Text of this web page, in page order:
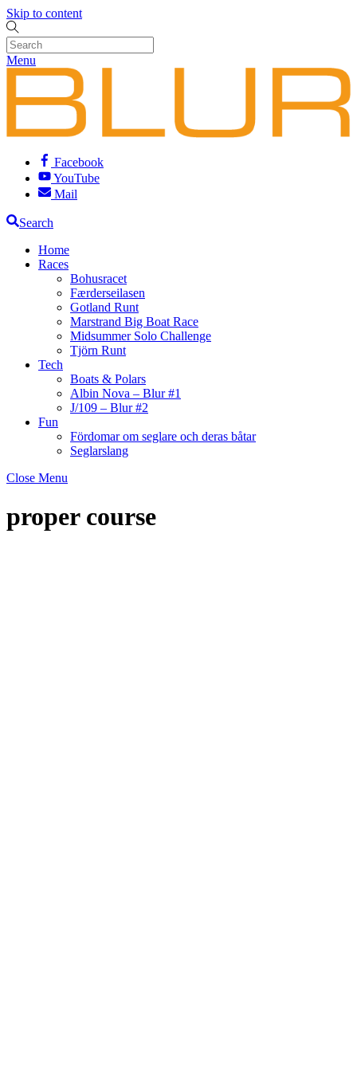
Skip to content
Menu
Facebook
YouTube
Mail
Search
Home
Races
Bohusracet
Færderseilasen
Gotland Runt
Marstrand Big Boat Race
Midsummer Solo Challenge
Tjörn Runt
Tech
Boats & Polars
Albin Nova – Blur #1
J/109 – Blur #2
Fun
Fördomar om seglare och deras båtar
Seglarslang
Close Menu
proper course